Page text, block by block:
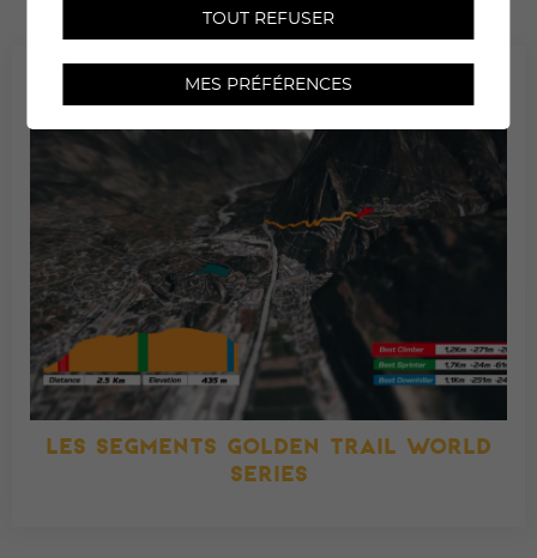
LES SEGMENTS GOLDEN TRAIL WORLD
SERIES
TOUT REFUSER
MES PRÉFÉRENCES